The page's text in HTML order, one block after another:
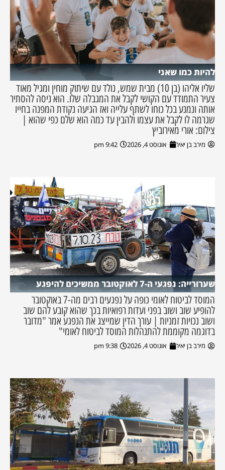
להיות כמו שאני
שליו אליהו (בן 10) מבית שמש, נולד עם שיתוק מוחין ומגיל מאוד
צעיר התמודד עם הקושי לקבל את המגבלה שלו. הוא ניסה להסתיר
אותה ונמנע בכל כוחו לשתף עלייה ואז הגיעה נקודת המפנה בחייו
שגרמה לו לקבל את עצמו ולהבין עד כמה הוא שלם כפי שהוא |
צילום: אורי מאירוביץ
מירב בן יאיר אוגוסט 4, 2026 9:42 pm
שערורייה: נפגעי ה-7 לאוקטובר ממשיכים להיפגע
המוסד לביטוח לאומי כופה על נפגעים רבים מה-7 באוקטובר
להופיע שוב ושוב בפני ועדות רפואיות בכך שהוא קובע להם שוב
ושוב נכויות זמניות | עורך הדין שמייצג את הנפגע אמר "מדובר
בדוגמה מקוממת להתנהלות המוסד לביטוח לאומי"
מירב בן יאיר אוגוסט 4, 2026 9:38 pm